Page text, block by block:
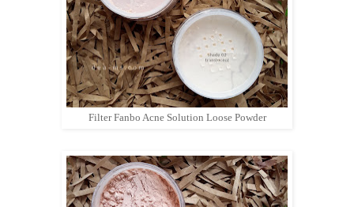
Filter Fanbo Acne Solution Loose Powder